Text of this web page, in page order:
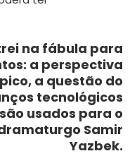
na fábula para
a perspectiva
a questão do
tecnológicos
usados para o
Samir
Yazbek.